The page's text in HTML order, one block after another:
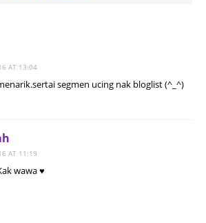
AT 13:04
segmen ucing nak bloglist (^_^)
AT 11:19
wawa ♥